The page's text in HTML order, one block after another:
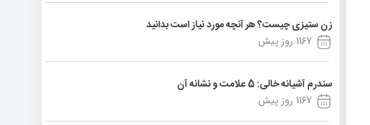
زن ستیزی چیست؟ هر آنچه مورد نیاز است بدانید
1167 روز پیش
سندرم آشیانه خالی: 5 علامت و نشانه آن
1167 روز پیش